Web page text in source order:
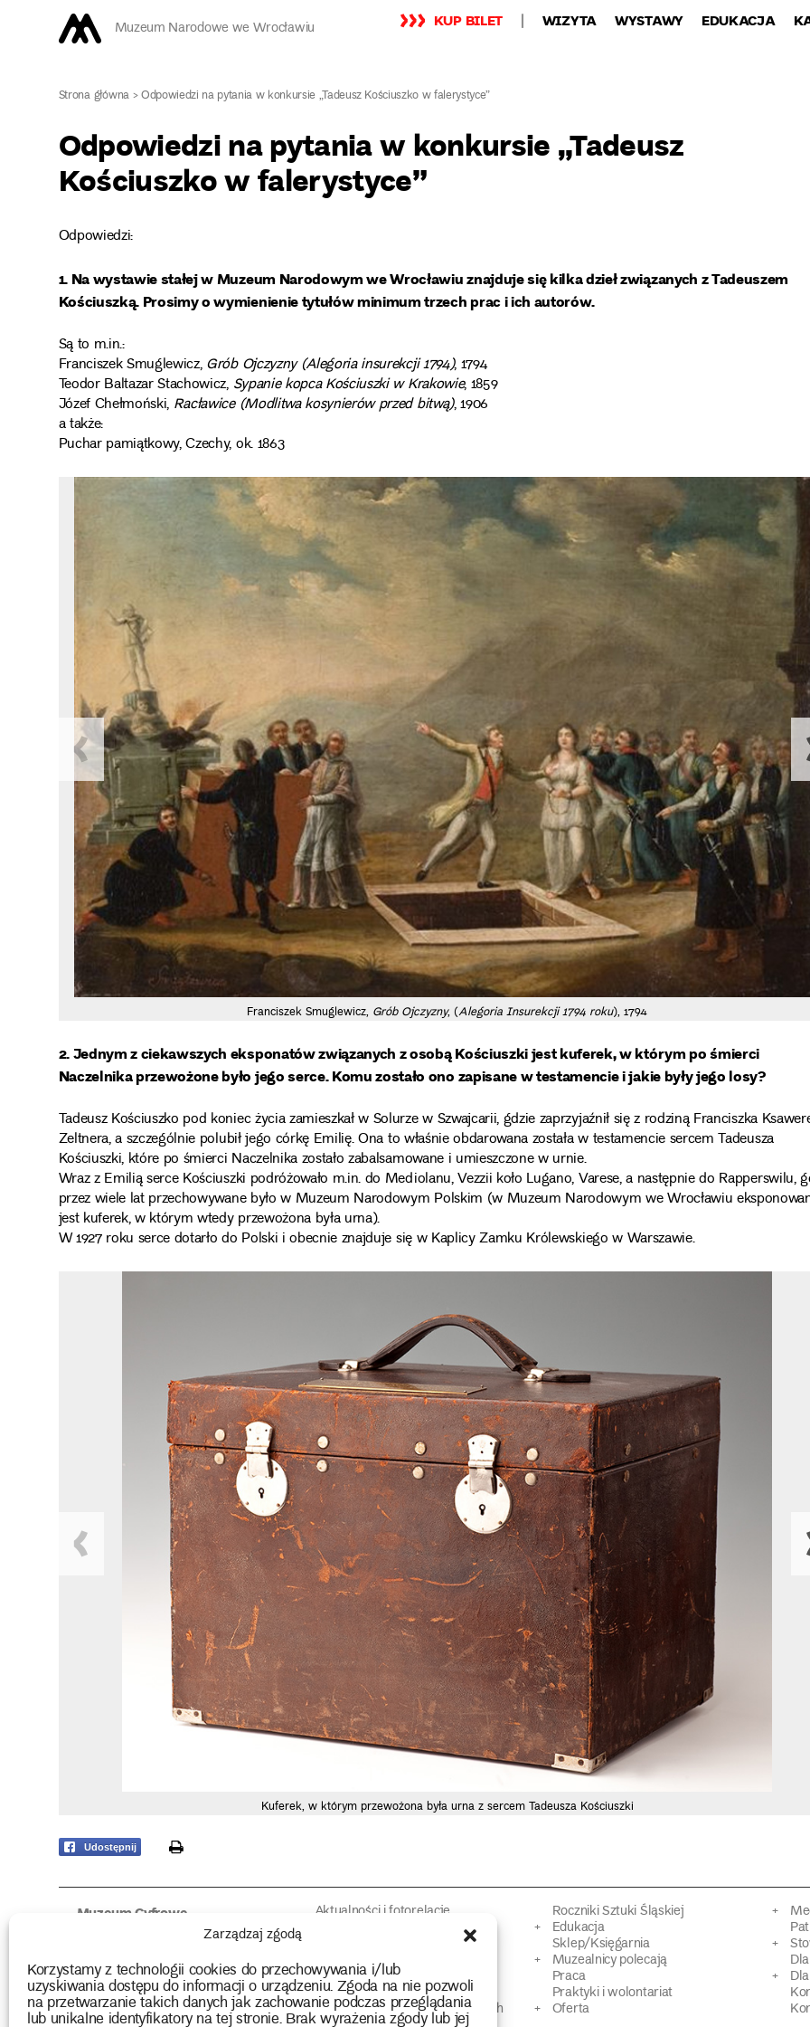
Zarządzaj zgodą
Korzystamy z technologii cookies do przechowywania i/lub
uzyskiwania dostępu do informacji o urządzeniu. Zgoda na nie pozwoli
na przetwarzanie takich danych jak zachowanie podczas przeglądania
lub unikalne identyfikatory na tej stronie. Brak wyrażenia zgody lub jej
Muzeum Narodowe we Wrocławiu KUP BILET WIZYTA WYSTAWY EDUKACJA
Strona główna>Odpowiedzi na pytania w konkursie „Tadeusz Kościuszko w falerystyce”
Odpowiedzi na pytania w konkursie „Tadeusz
Kościuszko w falerystyce”
Odpowiedzi:
1. Na wystawie stałej w Muzeum Narodowym we Wrocławiu znajduje się kilka dzieł związanych z Tadeuszem
Kościuszką. Prosimy o wymienienie tytułów minimum trzech prac i ich autorów.
Są to m.in.:
Franciszek Smuglewicz,Grób Ojczyzny (Alegoria insurekcji 1794), 1794
Teodor Baltazar Stachowicz, Sypanie kopca Kościuszki w Krakowie, 1859
Józef Chełmoński, Racławice (Modlitwa kosynierów przed bitwą), 1906
a także:
Puchar pamiątkowy, Czechy, ok. 1863
Franciszek Smuglewicz, Grób Ojczyzny, (Alegoria Insurekcji 1794 roku), 1794
2. Jednym z ciekawszych eksponatów związanych z osobą Kościuszki jest kuferek, w którym po śmierci
Naczelnika przewożone było jego serce. Komu zostało ono zapisane w testamencie i jakie były jego losy?
Tadeusz Kościuszko pod koniec życia zamieszkał w Solurze w Szwajcarii, gdzie zaprzyjaźnił się z rodziną Franciszka
Zeltnera, a szczególnie polubił jego córkę Emilię. Ona to właśnie obdarowana została w testamencie sercem Tadeusza
Kościuszki, które po śmierci Naczelnika zostało zabalsamowane i umieszczone w urnie.
Wraz z Emilią serce Kościuszki podróżowało m.in. do Mediolanu, Vezzii koło Lugano, Varese, a następnie do Rapperswilu,
przez wiele lat przechowywane było w Muzeum Narodowym Polskim (w Muzeum Narodowym we Wrocławiu
jest kuferek, w którym wtedy przewożona była urna).
W 1927 roku serce dotarło do Polski i obecnie znajduje się w Kaplicy Zamku Królewskiego w Warszawie.
Kuferek, w którym przewożona była urna z sercem Tadeusza Kościuszki
Udostępnij print
Muzeum Cyfrowe
Użyczenia obiektów
Biblioteka
Wydawnictwo
Multimedia
Aktualności i fotorelacje
Muzealne rozmowy
Kolekcja
Europejskie Dni Dziedzictwa
Programy badań strat wojennych
Roczniki Sztuki Śląskiej
Edukacja
Sklep/Księgarnia
Muzealnicy polecają
Praca
Praktyki i wolontariat
Oferta